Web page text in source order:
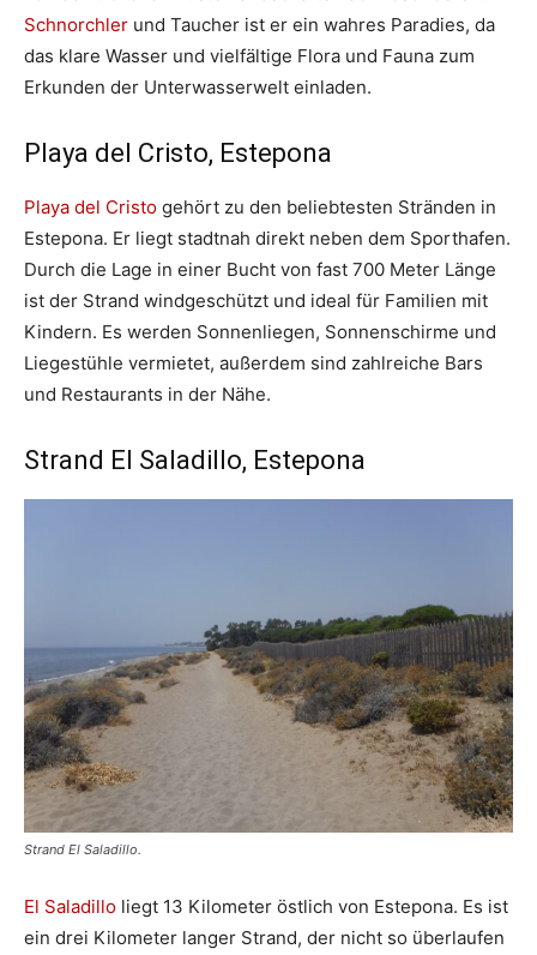
Schnorchler und Taucher ist er ein wahres Paradies, da
das klare Wasser und vielfältige Flora und Fauna zum
Erkunden der Unterwasserwelt einladen.
Playa del Cristo, Estepona
Playa del Cristo gehört zu den beliebtesten Stränden in
Estepona. Er liegt stadtnah direkt neben dem Sporthafen.
Durch die Lage in einer Bucht von fast 700 Meter Länge
ist der Strand windgeschützt und ideal für Familien mit
Kindern. Es werden Sonnenliegen, Sonnenschirme und
Liegestühle vermietet, außerdem sind zahlreiche Bars
und Restaurants in der Nähe.
Strand El Saladillo, Estepona
Strand El Saladillo.
El Saladillo liegt 13 Kilometer östlich von Estepona. Es ist
ein drei Kilometer langer Strand, der nicht so überlaufen